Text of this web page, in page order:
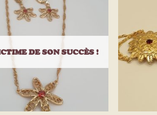
DE SON SUCCÈS !